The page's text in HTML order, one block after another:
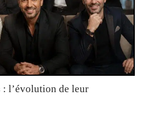
: l’évolution de leur